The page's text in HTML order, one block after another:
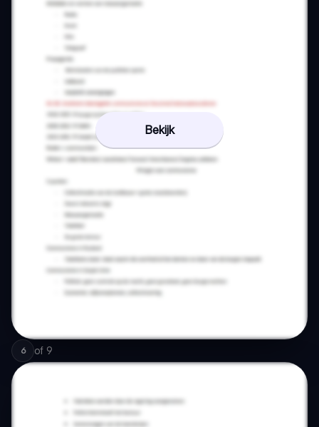
Bekijk
6 of 9